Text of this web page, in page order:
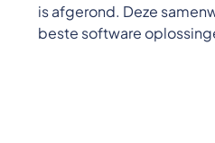
is afgerond. Deze
beste software